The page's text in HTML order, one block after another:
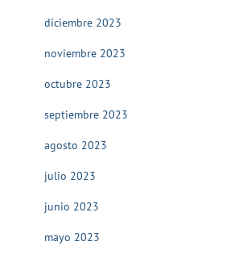
diciembre 2023
noviembre 2023
octubre 2023
septiembre 2023
agosto 2023
julio 2023
junio 2023
mayo 2023